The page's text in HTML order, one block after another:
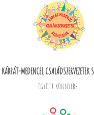
KÁRPÁT-MEDENCEI CSALÁDSZERVEZETEK
Együtt könnyebb...